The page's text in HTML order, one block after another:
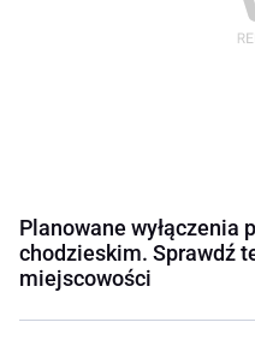
Planowane wyłączenia
chodzieskim. Sprawdź
miejscowości